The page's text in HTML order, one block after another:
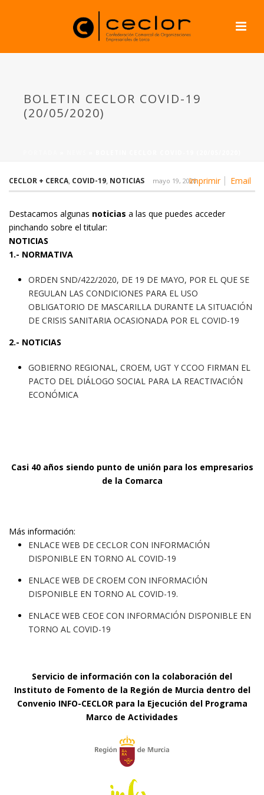
BOLETIN CECLOR COVID-19
(20/05/2020)
Imprimir Email
CECLOR + CERCA, COVID-19, NOTICIAS mayo 19, 2020
Destacamos algunas noticias a las que puedes acceder
pinchando sobre el titular:
NOTICIAS
1.- NORMATIVA
ORDEN SND/422/2020, DE 19 DE MAYO, POR EL QUE SE
REGULAN LAS CONDICIONES PARA EL USO
OBLIGATORIO DE MASCARILLA DURANTE LA SITUACIÓN
DE CRISIS SANITARIA OCASIONADA POR EL COVID-19
2.- NOTICIAS
GOBIERNO REGIONAL, CROEM, UGT Y CCOO FIRMAN EL
PACTO DEL DIÁLOGO SOCIAL PARA LA REACTIVACIÓN
ECONÓMICA
Casi 40 años siendo punto de unión para los empresarios
de la Comarca
Más información:
ENLACE WEB DE CECLOR CON INFORMACIÓN
DISPONIBLE EN TORNO AL COVID-19
ENLACE WEB DE CROEM CON INFORMACIÓN
DISPONIBLE EN TORNO AL COVID-19.
ENLACE WEB CEOE CON INFORMACIÓN DISPONIBLE EN
TORNO AL COVID-19
Servicio de información con la colaboración del
Instituto de Fomento de la Región de Murcia dentro del
Convenio INFO-CECLOR para la Ejecución del Programa
Marco de Actividades